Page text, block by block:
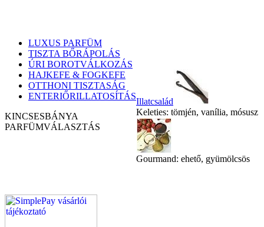
LUXUS PARFÜM
TISZTA BŐRÁPOLÁS
ÚRI BOROTVÁLKOZÁS
HAJKEFE & FOGKEFE
OTTHONI TISZTASÁG
ENTERIŐRILLATOSÍTÁS
KINCSESBÁNYA
PARFÜMVÁLASZTÁS
Illatcsalád
Keleties: tömjén, vanília, mósusz
Gourmand: ehető, gyümölcsös